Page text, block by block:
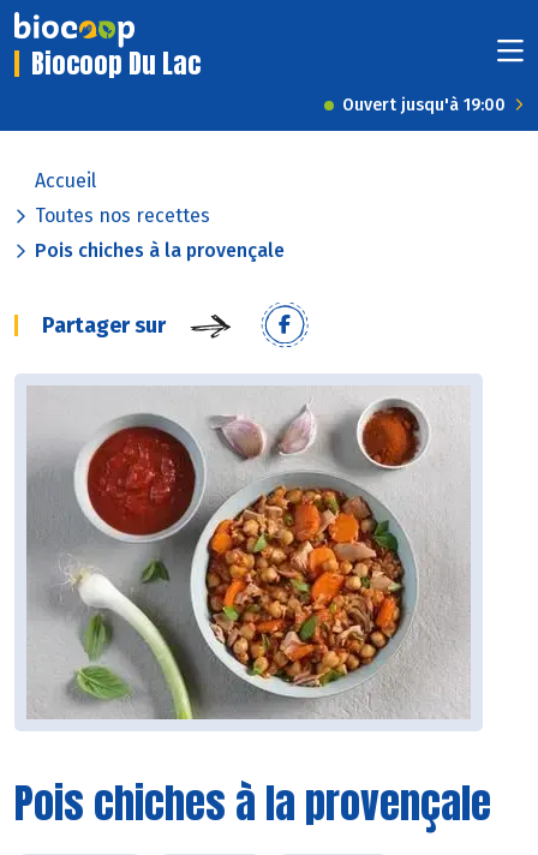
Biocoop Du Lac
Ouvert jusqu'à 19:00
Accueil
Toutes nos recettes
Pois chiches à la provençale
Partager sur
Pois chiches à la provençale